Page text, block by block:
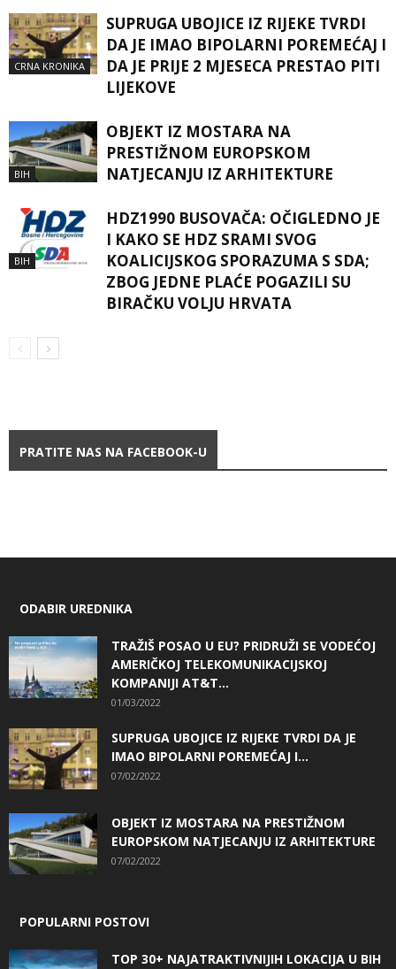
CRNA KRONIKA
SUPRUGA UBOJICE IZ RIJEKE TVRDI
DA JE IMAO BIPOLARNI POREMEĆAJ I
DA JE PRIJE 2 MJESECA PRESTAO PITI
LIJEKOVE
BIH
OBJEKT IZ MOSTARA NA
PRESTIŽNOM EUROPSKOM
NATJECANJU IZ ARHITEKTURE
BIH
HDZ1990 BUSOVAČA: OČIGLEDNO JE
I KAKO SE HDZ SRAMI SVOG
KOALICIJSKOG SPORAZUMA S SDA;
ZBOG JEDNE PLAĆE POGAZILI SU
BIRAČKU VOLJU HRVATA
PRATITE NAS NA FACEBOOK-U
ODABIR UREDNIKA
TRAŽIŠ POSAO U EU? PRIDRUŽI SE VODEĆOJ
AMERIČKOJ TELEKOMUNIKACIJSKOJ
KOMPANIJI AT&T...
01/03/2022
SUPRUGA UBOJICE IZ RIJEKE TVRDI DA JE
IMAO BIPOLARNI POREMEĆAJ I...
07/02/2022
OBJEKT IZ MOSTARA NA PRESTIŽNOM
EUROPSKOM NATJECANJU IZ ARHITEKTURE
07/02/2022
POPULARNI POSTOVI
TOP 30+ NAJATRAKTIVNIJIH LOKACIJA U BIH